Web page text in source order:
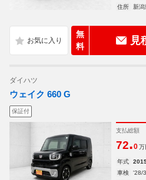
住所
新潟
無
料
見
ダイハツ
ウェイク 660 G
保証付
支払総額
72.0 万
年式
車検
'28/3